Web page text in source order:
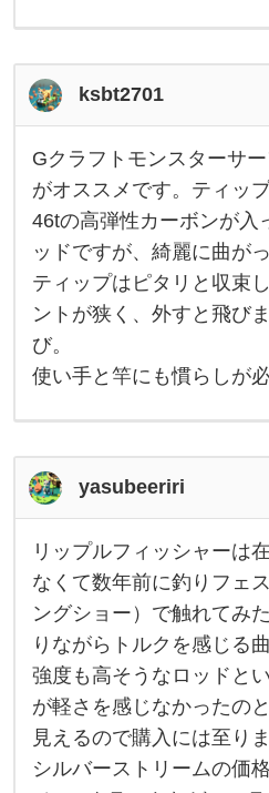
に
き
て
い
て
m
+
で
も
サ
ー
な
ら
ブ
リ
く
ら
い
は
ksbt2701
G
ク
ラ
フ
モ
ン
ス
タ
ー
サ
ー
フ
S
-
1
0
7
2
-
T
R
が
オ
ス
メ
で
す
。
テ
Gクラフトモンスターサ
がオススメです。ティッ
46tの高弾性カーボンが入
ッドですが、綺麗に曲が
ティップはピタリと収束
ントが狭く、外すと飛び
び。
使い手と竿にも慣らしが
yasubeeriri
リ
ッ
プ
ル
フ
ィ
ッ
シ
ャ
ー
は
庫
リップルフィッシャーは
なくて数年前に釣りフェ
ングショー）で触れてみ
りながらトルクを感じる
強度も高そうなロッドと
が軽さを感じなかったの
見えるので購入には至り
シルバーストリームの価